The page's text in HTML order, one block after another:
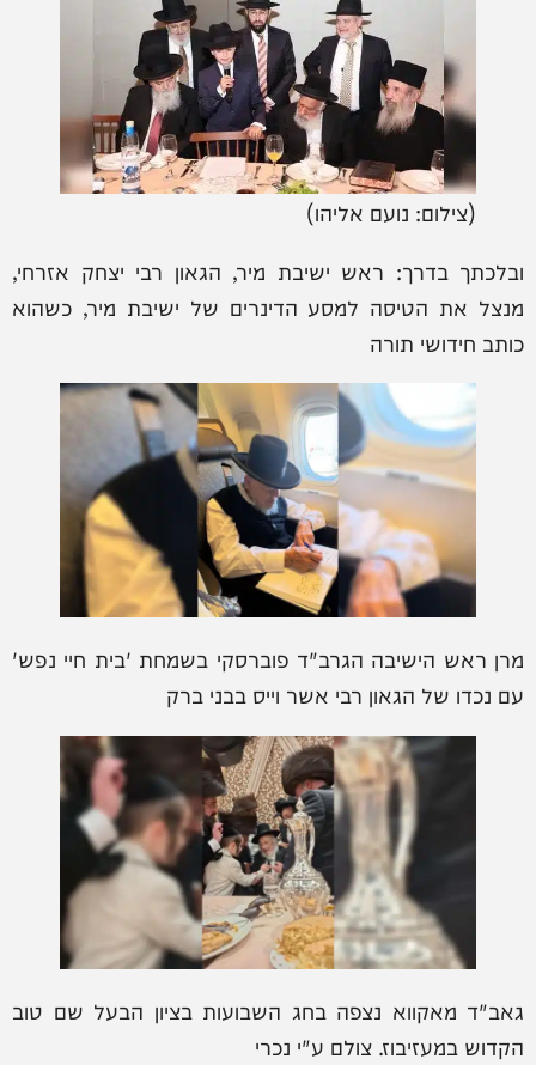
(צילום: נועם אליהו)
ובלכתך בדרך: ראש ישיבת מיר, הגאון רבי יצחק אזרחי,
מנצל את הטיסה למסע הדינרים של ישיבת מיר, כשהוא
כותב חידושי תורה
מרן ראש הישיבה הגרב"ד פוברסקי בשמחת 'בית חיי נפש'
עם נכדו של הגאון רבי אשר וייס בבני ברק
גאב"ד מאקווא נצפה בחג השבועות בציון הבעל שם טוב
הקדוש במעזיבוז. צולם ע"י נכרי